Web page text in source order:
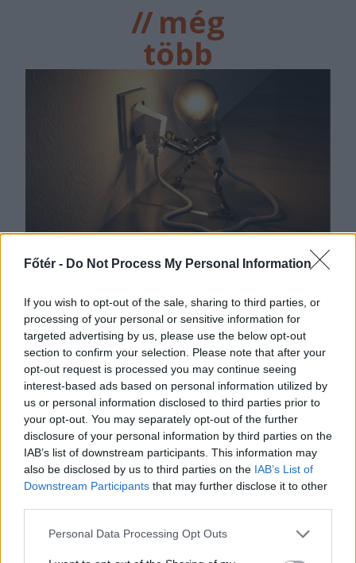
Főtér - Do Not Process My Personal Information
If you wish to opt-out of the sale, sharing to third parties, or
processing of your personal or sensitive information for
targeted advertising by us, please use the below opt-out
section to confirm your selection. Please note that after your
opt-out request is processed you may continue seeing
interest-based ads based on personal information utilized by
us or personal information disclosed to third parties prior to
your opt-out. You may separately opt-out of the further
disclosure of your personal information by third parties on the
IAB’s list of downstream participants. This information may
also be disclosed by us to third parties on the IAB’s List of
Downstream Participants that may further disclose it to other
Personal Data Processing Opt Outs
//még
több
főtér.ro
2026. AUGUSZTUS 06., CSÜTÖRTÖK
Bolojan: az általános
energiaválság miatt
rendkívüli
intézkedéseket hoztunk
csütörtökön – hírmix
Energiatakarékosságra hívja fel a
lakosságot a kormány. Továbbá:
gondatlanságból elkövetett
emberöléssel vádolnak egy hegyi